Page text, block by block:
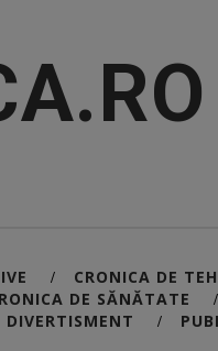
/ CRONICA DE
DE SĂNĂTATE /
DIVERTISMENT /